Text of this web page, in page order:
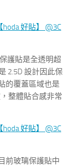
護貼是全透明超
2.5D 設計因此保
的覆蓋區域也是
整體貼合感非常
前玻璃保護貼中